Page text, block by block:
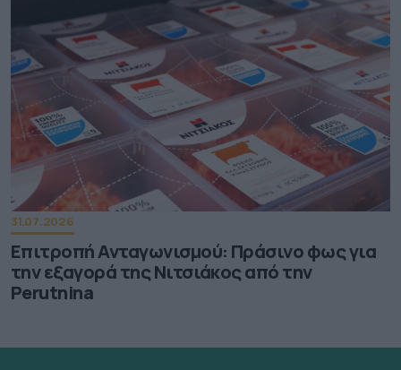
31.07.2026
Επιτροπή Ανταγωνισμού: Πράσινο φως για
την εξαγορά της Νιτσιάκος από την
Perutnina